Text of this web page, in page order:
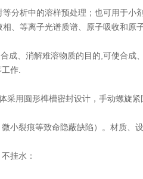
析中的溶样预处理；也可用于小剂
、等离子光谱质谱、原子吸收和原
、消解难溶物质的目的,可使合成
作.
用圆形榫槽密封设计，手动螺旋紧
裂痕等致命隐蔽缺陷）。材质、设
挂水：